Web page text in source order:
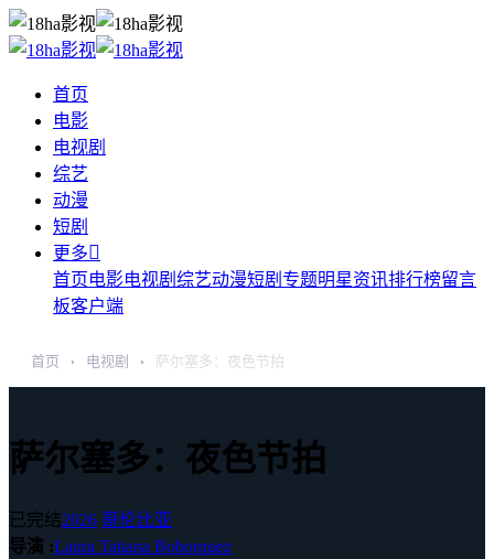
首页
电影
电视剧
综艺
动漫
短剧
更多
首页电影电视剧 综艺动漫短剧 专题明星资讯排行榜留言
板客户端
首页 › 电视剧 › 萨尔塞多：夜色节拍
萨尔塞多：夜色节拍
已完结2026 哥伦比亚
导演 :Laura Tatiana Bohorquez